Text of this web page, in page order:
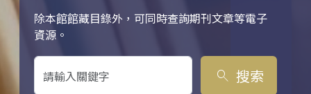
除本館館藏目錄外，可同時查詢期刊文章等電子
資源。
關鍵字搜尋
search 搜索